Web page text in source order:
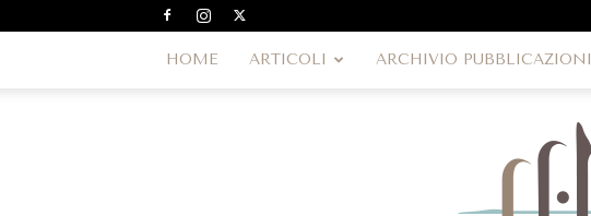
HOME ARTICOLI ARCHIVIO PUBBLICAZIONI